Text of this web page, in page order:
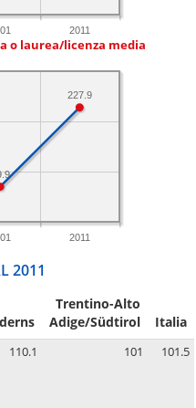
2011
o laurea/licenza media
2011
227.9
2011
Trentino-Alto
Adige/Südtirol
Italia
110.1 101 101.5